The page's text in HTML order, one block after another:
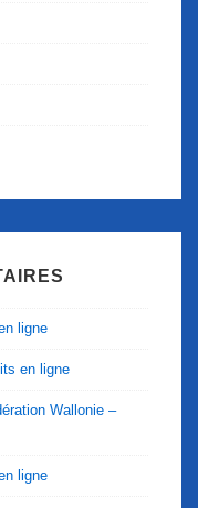
ligne
en ligne
Wallonie –
ligne